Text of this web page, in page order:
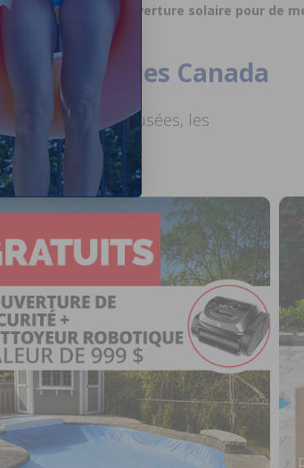
Utilisez une couverture solaire pour de
Supplies Canada
piscines semi-creusées, les
encore.